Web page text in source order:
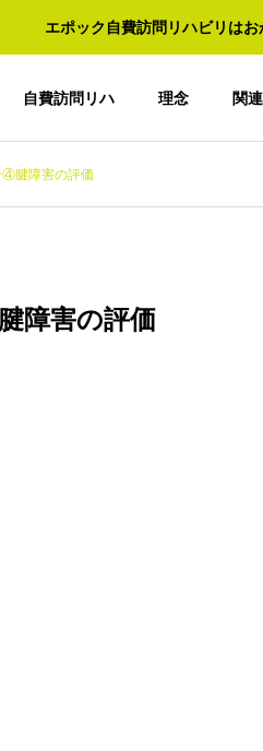
エポック自費訪問リハビリはお
自費訪問リハ 理念 関
④腱障害の評価
障害の評価